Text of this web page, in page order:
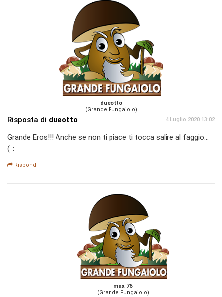
dueotto
(Grande Fungaiolo)
Risposta di dueotto 4 Luglio 2020 13:02
Grande Eros!!! Anche se non ti piace ti tocca salire al faggio...
(-:
Rispondi
max 76
(Grande Fungaiolo)